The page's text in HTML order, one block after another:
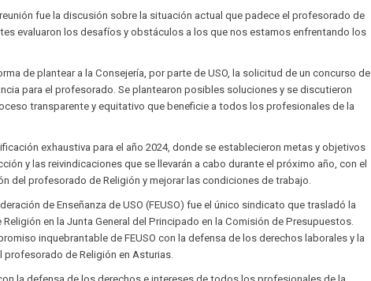
fue la discusión sobre la situación actual que padece el profesorado de
evaluaron los desafíos y obstáculos a los que nos estamos enfrentando los
de plantear a la Consejería, por parte de USO, la solicitud de un concurso de
para el profesorado. Se plantearon posibles soluciones y se discutieron
transparente y equitativo que beneficie a todos los profesionales de la
exhaustiva para el año 2024, donde se establecieron metas y objetivos
y las reivindicaciones que se llevarán a cabo durante el próximo año, con el
del profesorado de Religión y mejorar las condiciones de trabajo.
de Enseñanza de USO (FEUSO) fue el único sindicato que trasladó la
en la Junta General del Principado en la Comisión de Presupuestos.
inquebrantable de FEUSO con la defensa de los derechos laborales y la
profesorado de Religión en Asturias.